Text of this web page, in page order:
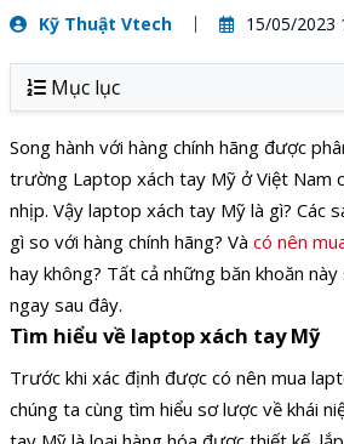
Kỹ Thuật Vtech 15/05/2023
Mục lục
Song hành với hàng chính hãng được
trường Laptop xách tay Mỹ ở Việt Nam
nhịp. Vậy laptop xách tay Mỹ là gì? Các
gì so với hàng chính hãng? Và có nên
hay không? Tất cả những băn khoăn
ngay sau đây.
Tìm hiểu về laptop xách tay Mỹ
Trước khi xác định được có nên mua
chúng ta cùng tìm hiểu sơ lược về khái